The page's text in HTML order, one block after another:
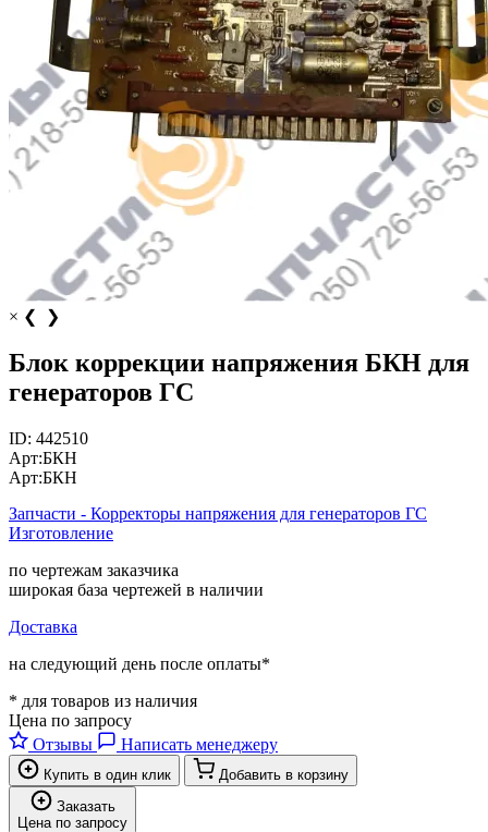
× ❮ ❯
Блок коррекции напряжения БКН для
генераторов ГС
ID: 442510
Арт:БКН
Арт:БКН
Запчасти - Корректоры напряжения для генераторов ГС
Изготовление
по чертежам заказчика
широкая база чертежей в наличии
Доставка
на следующий день после оплаты*
* для товаров из наличия
Цена по запросу
Отзывы
Написать менеджеру
Купить в один клик
Добавить в корзину
Заказать
Цена по запросу